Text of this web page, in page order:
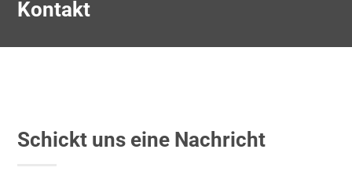
Kontakt
Schickt uns eine Nachricht